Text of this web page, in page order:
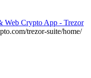
Web Crypto App - Trezor
trezor-suite/home/